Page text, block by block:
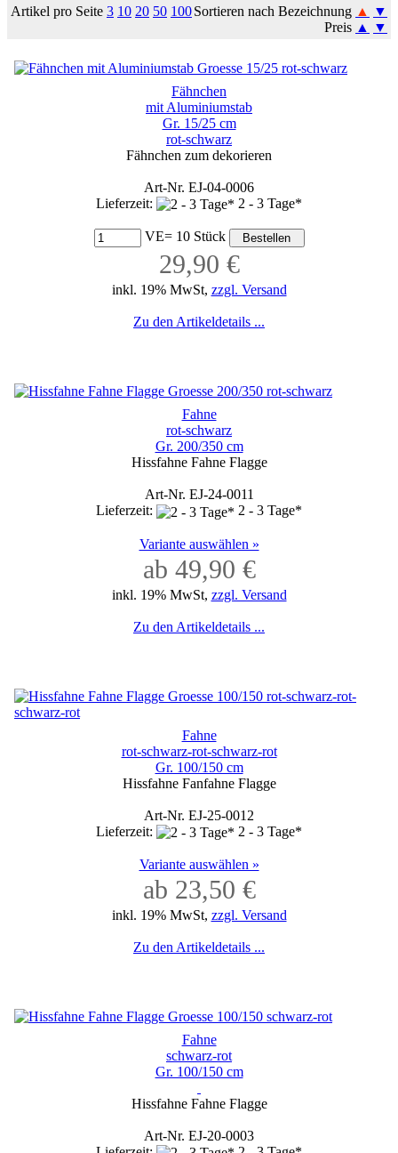
Artikel pro Seite 3 10 20 50 100Sortieren nach Bezeichnung ▲
▼
Preis ▲ ▼
Fähnchen
mit Aluminiumstab
Gr. 15/25 cm
rot-schwarz
Fähnchen zum dekorieren
Art-Nr. EJ-04-0006
Lieferzeit:
2 - 3 Tage*
VE= 10 Stück
29,90 €
inkl. 19% MwSt, zzgl. Versand
Zu den Artikeldetails ...
Fahne
rot-schwarz
Gr. 200/350 cm
Hissfahne Fahne Flagge
Art-Nr. EJ-24-0011
Lieferzeit:
2 - 3 Tage*
Variante auswählen »
ab 49,90 €
inkl. 19% MwSt, zzgl. Versand
Zu den Artikeldetails ...
Fahne
rot-schwarz-rot-schwarz-rot
Gr. 100/150 cm
Hissfahne Fanfahne Flagge
Art-Nr. EJ-25-0012
Lieferzeit:
2 - 3 Tage*
Variante auswählen »
ab 23,50 €
inkl. 19% MwSt, zzgl. Versand
Zu den Artikeldetails ...
Fahne
schwarz-rot
Gr. 100/150 cm
Hissfahne Fahne Flagge
Art-Nr. EJ-20-0003